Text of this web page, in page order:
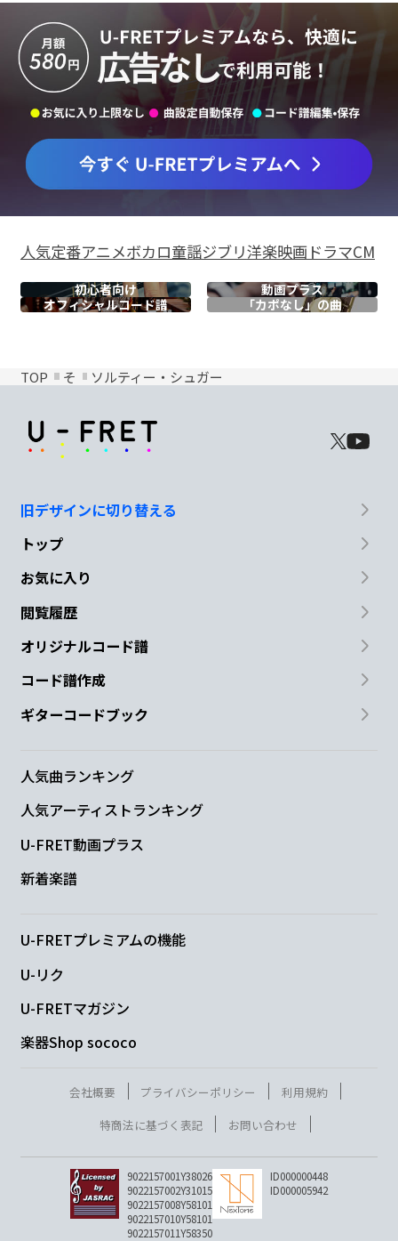
人気定番アニメボカロ童謡ジブリ洋楽映画ドラマCM
初心者向け
動画プラス
オフィシャルコード譜 「カポなし」の曲
TOP そ ソルティー・シュガー
旧デザインに切り替える
トップ
お気に入り
閲覧履歴
オリジナルコード譜
コード譜作成
ギターコードブック
人気曲ランキング
人気アーティストランキング
U-FRET動画プラス
新着楽譜
U-FRETプレミアムの機能
U-リク
U-FRETマガジン
楽器Shop sococo
会社概要 プライバシーポリシー
利用規約
特商法に基づく表記
お問い合わせ
9022157001Y38026
9022157002Y31015
9022157008Y58101
9022157010Y58101
9022157011Y58350
ID000000448
ID000005942